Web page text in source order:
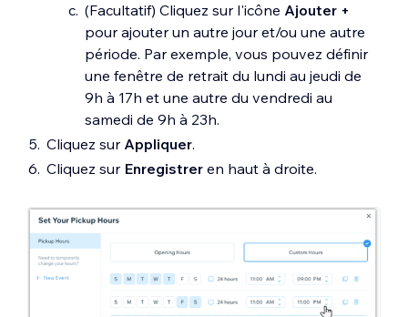
(Facultatif) Cliquez sur l'icône Ajouter +
pour ajouter un autre jour et/ou une autre
période. Par exemple, vous pouvez définir
une fenêtre de retrait du lundi au jeudi de
9h à 17h et une autre du vendredi au
samedi de 9h à 23h.
Cliquez sur Appliquer.
Cliquez sur Enregistrer en haut à droite.